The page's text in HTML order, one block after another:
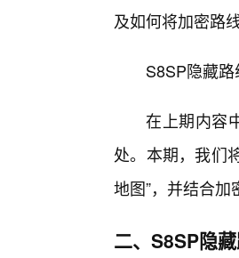
及如何将加密路
S8SP隐藏
在上期内容
处。本期，我们
地图”，并结合
二、S8SP隐